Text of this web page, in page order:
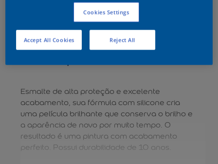
Esmalte de alta proteção e excelente
acabamento, sua fórmula com silicone cria
uma película brilhante que conserva o brilho e
a aparência de novo por muito tempo. O
resultado é uma pintura com acabamento
perfeito. Possui durabilidade de 10 anos.
Cookies Settings
Reject All
Accept All Cookies